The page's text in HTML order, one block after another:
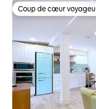
Coup de cœur
Coup de cœur